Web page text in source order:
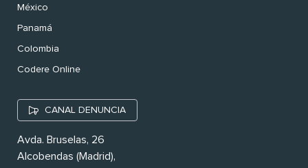
México
Panamá
Colombia
Codere Online
CANAL DENUNCIA
Avda. Bruselas, 26
Alcobendas (Madrid),